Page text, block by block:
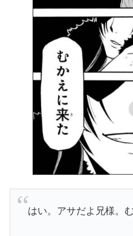
はい。アサだよ兄様。